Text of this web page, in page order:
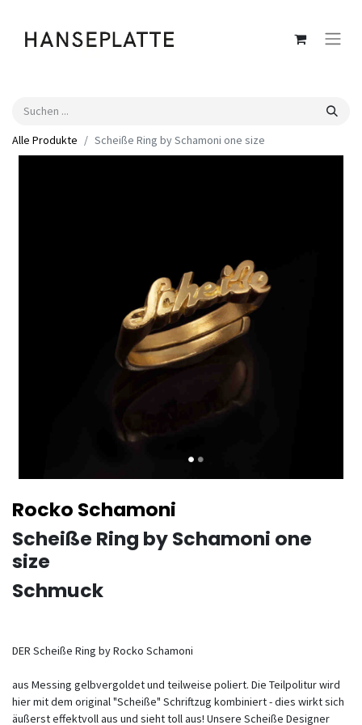
Alle Produkte Scheiße Ring by Schamoni one size
Rocko Schamoni
Scheiße Ring by Schamoni one
size
Schmuck
DER Scheiße Ring by Rocko Schamoni
aus Messing gelbvergoldet und teilweise poliert. Die Teilpolitur wird
hier mit dem original "Scheiße" Schriftzug kombiniert - dies wirkt sich
äußerst effektvoll aus und sieht toll aus! Unsere Scheiße Designer